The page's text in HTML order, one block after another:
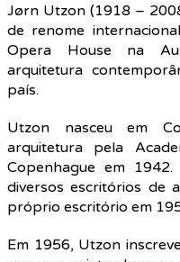
Jørn Utzon (1918 –
de renome
Opera House na
arquitetura
país.
Utzon nasceu em
arquitetura pela
Copenhague em
diversos escritórios de
próprio escritório em
Em 1956, Utzon